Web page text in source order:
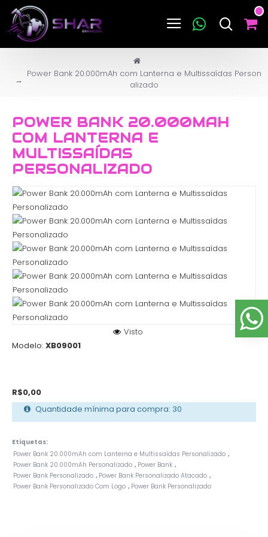
Power Bank 20.000mAh com Lanterna e Multissaídas Person
alizado
POWER BANK 20.000MAH
COM LANTERNA E
MULTISSAÍDAS
PERSONALIZADO
Modelo: XB09001
Visto
R$0,00
Quantidade mínima para compra: 30
Etiquetas:
Power Bank 20.000mAh com Lanterna e Multissaídas Personalizado ,
Power Bank 20.000mAh Personalizado , Power Bank ,
Power Bank Personalizado , Power Bank Personalizado Atacado ,
Power Bank Personalizado Com Logo , Power Bank Personalizado